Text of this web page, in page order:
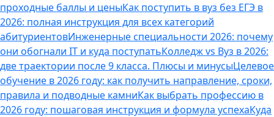
проходные баллы и ценыКак поступить в вуз без ЕГЭ в
2026: полная инструкция для всех категорий
абитуриентовИнженерные специальности 2026: почему
они обогнали IT и куда поступатьКолледж vs Вуз в 2026:
две траектории после 9 класса. Плюсы и минусыЦелевое
обучение в 2026 году: как получить направление, сроки,
правила и подводные камниКак выбрать профессию в
2026 году: пошаговая инструкция и формула успехаКуда